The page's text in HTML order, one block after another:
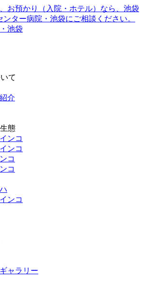
池袋
て
介
態
ンコ
ンコ
コ
コ
ンコ
ャラリー